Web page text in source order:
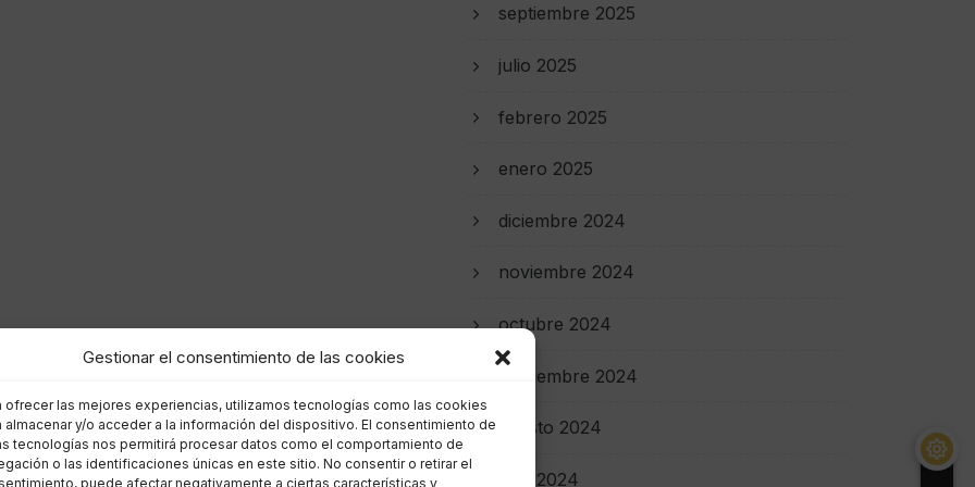
Gestionar el consentimiento de las cookies
ofrecer las mejores experiencias, utilizamos tecnologías como las cookies
almacenar y/o acceder a la información del dispositivo. El consentimiento de
tecnologías nos permitirá procesar datos como el comportamiento de
o las identificaciones únicas en este sitio. No consentir o retirar el
puede afectar negativamente a ciertas características y
septiembre 2025
julio 2025
febrero 2025
enero 2025
diciembre 2024
noviembre 2024
octubre 2024
septiembre 2024
agosto 2024
julio 2024